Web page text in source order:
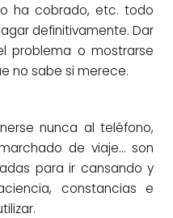
ha cobrado, etc. todo
definitivamente. Dar
problema o mostrarse
no sabe si merece.
nunca al teléfono,
de viaje… son
para ir cansando y
constancias e